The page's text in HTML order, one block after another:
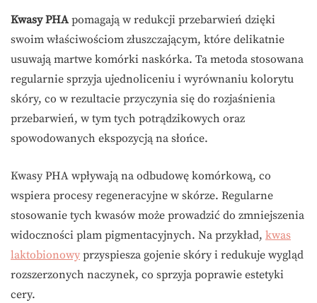
Kwasy PHA pomagają w redukcji przebarwień dzięki
swoim właściwościom złuszczającym, które delikatnie
usuwają martwe komórki naskórka. Ta metoda stosowana
regularnie sprzyja ujednoliceniu i wyrównaniu kolorytu
skóry, co w rezultacie przyczynia się do rozjaśnienia
przebarwień, w tym tych potrądzikowych oraz
spowodowanych ekspozycją na słońce.
Kwasy PHA wpływają na odbudowę komórkową, co
wspiera procesy regeneracyjne w skórze. Regularne
stosowanie tych kwasów może prowadzić do zmniejszenia
widoczności plam pigmentacyjnych. Na przykład, kwas
laktobionowy przyspiesza gojenie skóry i redukuje wygląd
rozszerzonych naczynek, co sprzyja poprawie estetyki
cery.